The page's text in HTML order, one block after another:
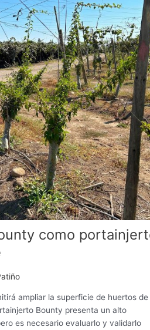
como
ampliar la superficie de huertos de
Bounty presenta un alto
es necesario evaluarlo y validarlo